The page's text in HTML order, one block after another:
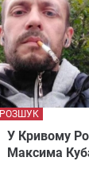
У Кривому
Максима
РОЗШУК